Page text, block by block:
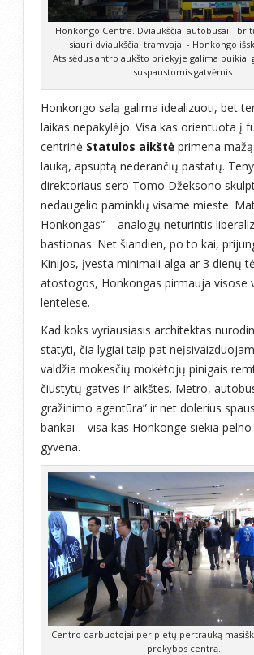
Honkongo Centre. Dviaukščiai autobusai -
siauri dviaukščiai tramvajai - Honkongo
Atsisėdus antro aukšto priekyje galima puikiai
suspaustomis gatvėmis.
Honkongo salą galima idealizuoti, bet
laikas nepakylėjo. Visa kas orientuota į
centrinė Statulos aikštė primena
lauką, apsuptą nederančių pastatų.
direktoriaus sero Tomo Džeksono
nedaugelio paminklų visame mieste.
Honkongas” – analogų neturintis
bastionas. Net šiandien, po to kai,
Kinijos, įvesta minimali alga ar 3 dienų
atostogos, Honkongas pirmauja visose
lentelėse.
Kad koks vyriausiasis architektas
statyti, čia lygiai taip pat
valdžia mokesčių mokėtojų pinigais
čiustytų gatves ir aikštes. Metro,
gražinimo agentūra” ir net dolerius
bankai – visa kas Honkonge siekia
gyvena.
Centro darbuotojai per pietų pertrauką
prekybos centrą.